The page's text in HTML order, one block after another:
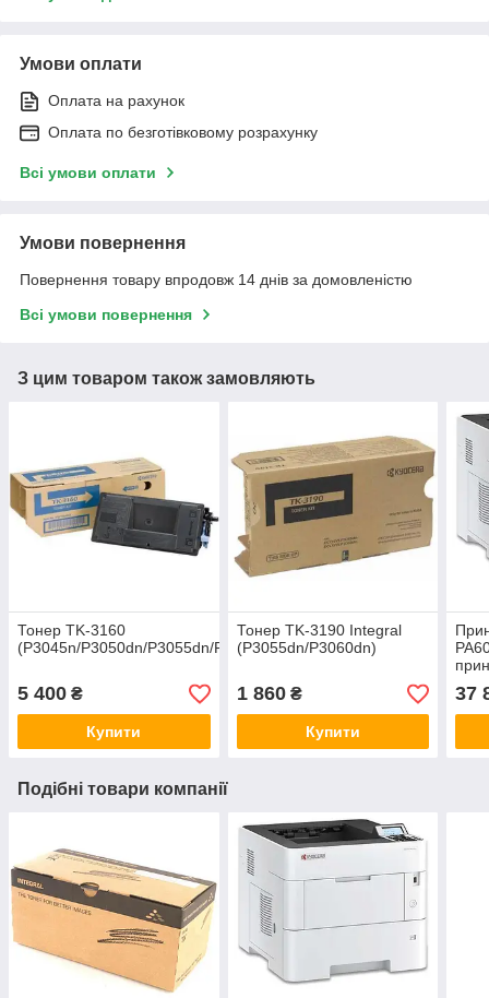
Умови оплати
Оплата на рахунок
Оплата по безготівковому розрахунку
Всі умови оплати
Умови повернення
Повернення товару впродовж 14 днів за домовленістю
Всі умови повернення
З цим товаром також замовляють
Тонер TK-3160
(P3045n/P3050dn/P3055dn/P3145dn)
5 400 ₴
Купити
Тонер TK-3190 Integral
(P3055dn/P3060dn)
1 860₴
Купити
37
Подібні товари компанії